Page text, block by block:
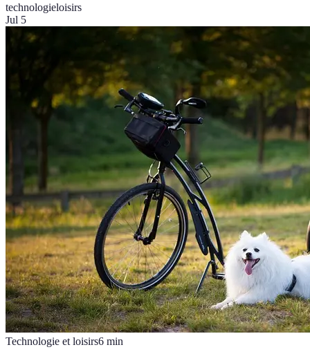
technologieloisirs
Jul 5
Technologie et loisirs6 min